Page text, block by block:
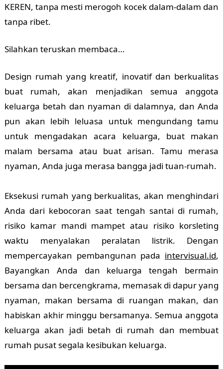
KEREN, tanpa mesti merogoh kocek dalam-dalam dan
tanpa ribet.
Silahkan teruskan membaca…
Design rumah yang kreatif, inovatif dan berkualitas
buat rumah, akan menjadikan semua anggota
keluarga betah dan nyaman di dalamnya, dan Anda
pun akan lebih leluasa untuk mengundang tamu
untuk mengadakan acara keluarga, buat makan
malam bersama atau buat arisan. Tamu merasa
nyaman, Anda juga merasa bangga jadi tuan-rumah.
Eksekusi rumah yang berkualitas, akan menghindari
Anda dari kebocoran saat tengah santai di rumah,
risiko kamar mandi mampet atau risiko korsleting
waktu menyalakan peralatan listrik. Dengan
mempercayakan pembangunan pada intervisual.id,
Bayangkan Anda dan keluarga tengah bermain
bersama dan bercengkrama, memasak di dapur yang
nyaman, makan bersama di ruangan makan, dan
habiskan akhir minggu bersamanya. Semua anggota
keluarga akan jadi betah di rumah dan membuat
rumah pusat segala kesibukan keluarga.